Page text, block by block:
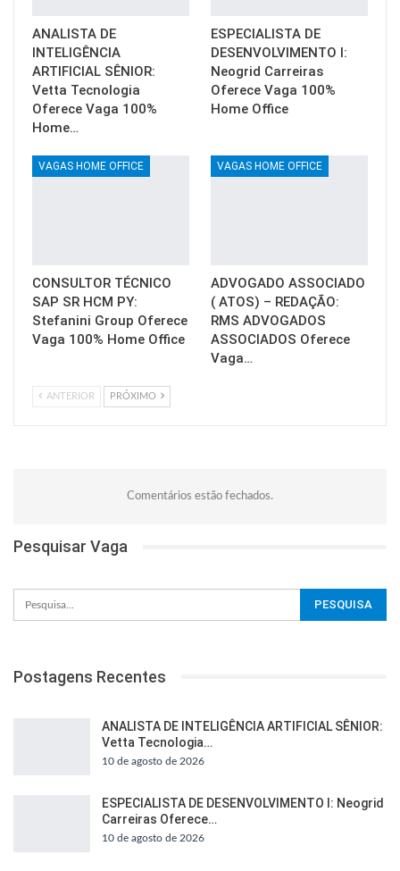
ANALISTA DE
INTELIGÊNCIA
ARTIFICIAL SÊNIOR:
Vetta Tecnologia
Oferece Vaga 100%
Home…
ESPECIALISTA DE
DESENVOLVIMENTO I:
Neogrid Carreiras
Oferece Vaga 100%
Home Office
VAGAS HOME OFFICE
CONSULTOR TÉCNICO
SAP SR HCM PY:
Stefanini Group Oferece
Vaga 100% Home Office
VAGAS HOME OFFICE
ADVOGADO ASSOCIADO
( ATOS) – REDAÇÃO:
RMS ADVOGADOS
ASSOCIADOS Oferece
Vaga…
ANTERIOR PRÓXIMO
Comentários estão fechados.
Pesquisar Vaga
Postagens Recentes
ANALISTA DE INTELIGÊNCIA ARTIFICIAL SÊNIOR:
Vetta Tecnologia…
10 de agosto de 2026
ESPECIALISTA DE DESENVOLVIMENTO I: Neogrid
Carreiras Oferece…
10 de agosto de 2026